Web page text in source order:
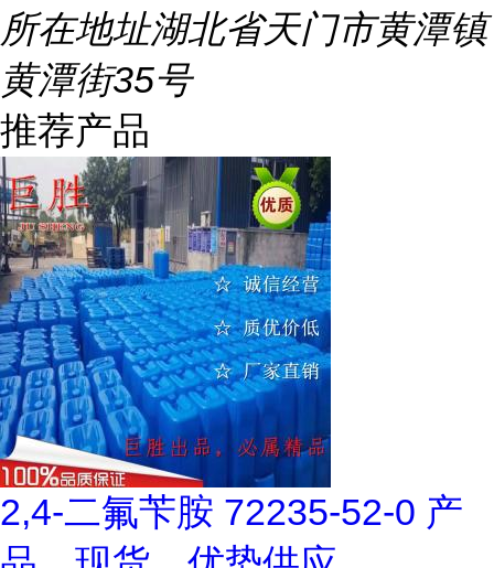
所在地址湖北省天门市黄潭镇
黄潭街35号
推荐产品
2,4-二氟苄胺 72235-52-0 产